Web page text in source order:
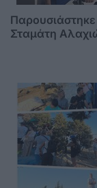
Σταμάτη